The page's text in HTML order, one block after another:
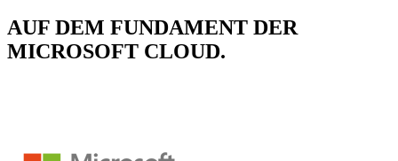
AUF DEM FUNDAMENT DER
MICROSOFT CLOUD.